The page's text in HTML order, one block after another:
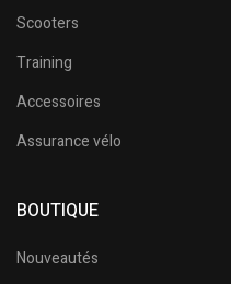
Scooters
Training
Accessoires
Assurance vélo
BOUTIQUE
Nouveautés